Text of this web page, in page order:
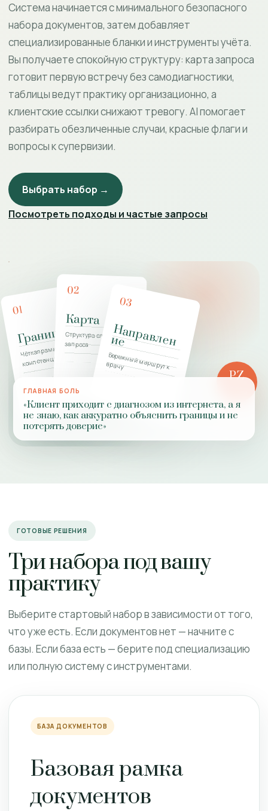
Система начинается с минимального безопасного
набора документов, затем добавляет
специализированные бланки и инструменты учёта.
Вы получаете спокойную структуру: карта запроса
готовит первую встречу без самодиагностики,
таблицы ведут практику организационно, а
клиентские ссылки снижают тревогу. AI помогает
разбирать обезличенные случаи, красные флаги и
вопросы к супервизии.
Выбрать набор →
Посмотреть подходы и частые запросы
01
Границы
Чёткая рамка
компетенции
02
Карта
Структура сложного
запроса
03
Н
а
п
р
а
в
л
е
н
и
е
Бережный маршрут к
врачу
PZ
ГЛАВНАЯ БОЛЬ
«Клиент приходит с диагнозом из интернета, а я
не знаю, как аккуратно объяснить границы и не
потерять доверие»
ГОТОВЫЕ РЕШЕНИЯ
Три набора под вашу
практику
Выберите стартовый набор в зависимости от того,
что уже есть. Если документов нет — начните с
базы. Если база есть — берите под специализацию
или полную систему с инструментами.
БАЗА ДОКУМЕНТОВ
Базовая рамка
документов